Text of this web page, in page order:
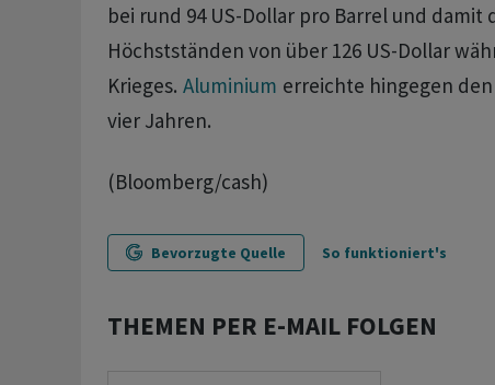
bei rund 94 US-Dollar pro Barrel und
Höchstständen von über 126 US-Dollar
Krieges. Aluminium erreichte hingegen
vier Jahren.
(Bloomberg/cash)
Bevorzugte Quelle So funktioniert's
THEMEN PER E-MAIL FOLGEN